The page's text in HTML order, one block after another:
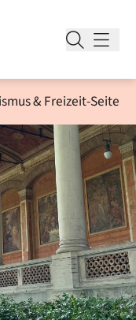
& Freizeit-Seite